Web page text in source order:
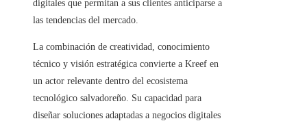
digitales que permitan a sus clientes anticiparse a
las tendencias del mercado.
La combinación de creatividad, conocimiento
técnico y visión estratégica convierte a Kreef en
un actor relevante dentro del ecosistema
tecnológico salvadoreño. Su capacidad para
diseñar soluciones adaptadas a negocios digitales